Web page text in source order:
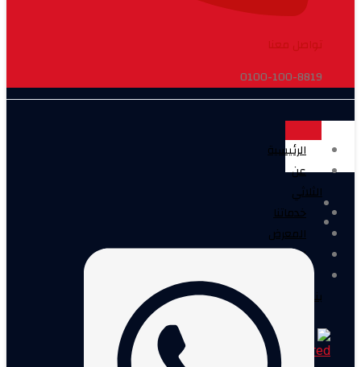
0100-100-8819
الرئيسية
عن
الثلاثي
خدماتنا
المعرض
المدونة
بنا